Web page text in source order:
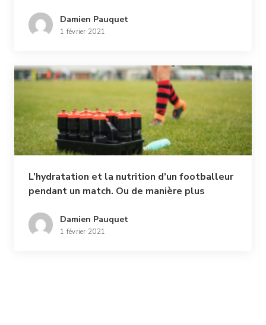
Damien Pauquet
1 février 2021
L’hydratation et la nutrition d’un footballeur
pendant un match. Ou de manière plus
de l’énergie à son corps lors d’un effort
court, qui ne dépasse pas 1h30 ?
Damien Pauquet
1 février 2021